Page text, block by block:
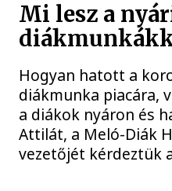
Mi lesz a
Hogyan hatott a
diákmunka piacára,
a diákok nyáron és
Attilát, a Meló-Diák
vezetőjét kérdeztük